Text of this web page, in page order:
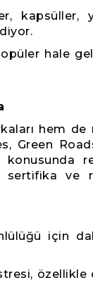
kapsüller,
hale
hem de
Green
sertifika ve
için